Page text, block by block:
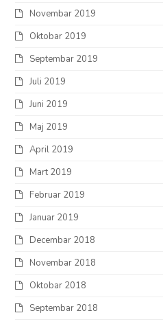
Novembar 2019
Oktobar 2019
Septembar 2019
Juli 2019
Juni 2019
Maj 2019
April 2019
Mart 2019
Februar 2019
Januar 2019
Decembar 2018
Novembar 2018
Oktobar 2018
Septembar 2018